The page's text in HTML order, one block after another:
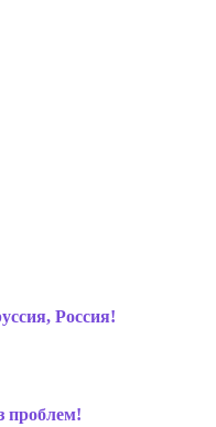
Россия!
проблем!